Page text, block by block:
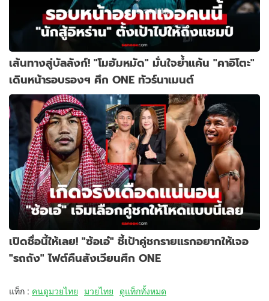
เส้นทางสู่บัลลังก์! "โมฮัมหมัด" มั่นใจย้ำแค้น "คาอิโตะ"
เดินหน้ารอบรองฯ ศึก ONE ทัวร์นาเมนต์
เปิดชื่อนี้ให้เลย! "ซ้อเอ๋" ชี้เป้าคู่ชกรายแรกอยากให้เจอ
"รถถัง" ไฟต์คืนสังเวียนศึก ONE
แท็ก : คนดูมวยไทย มวยไทย ดูแท็กทั้งหมด